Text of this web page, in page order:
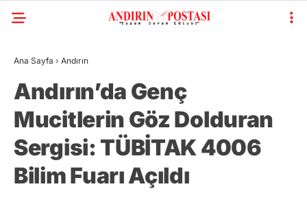
Ana Sayfa › Andırın
Andırın’da Genç
Mucitlerin Göz Dolduran
Sergisi: TÜBİTAK 4006
Bilim Fuarı Açıldı